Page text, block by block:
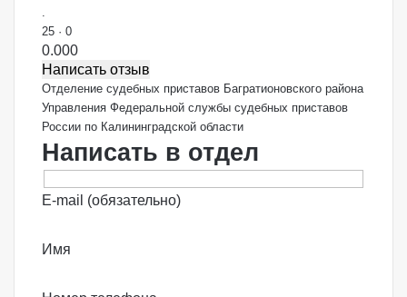
.
25 · 0
0.000
Написать отзыв
Отделение судебных приставов Багратионовского района
Управления Федеральной службы судебных приставов
России по Калининградской области
Написать в отдел
E-mail (обязательно)
Имя